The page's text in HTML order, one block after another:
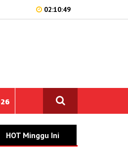
02:10:49
HOT Minggu Ini